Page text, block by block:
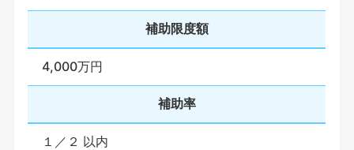
補助限度額
4,000万円
補助率
１／２ 以内